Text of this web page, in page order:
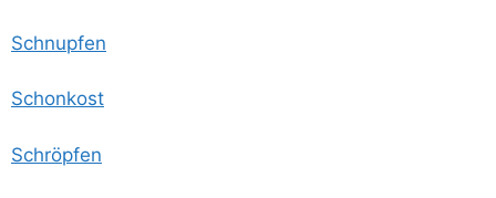
Schnup­fen
Schon­kost
Schröp­fen